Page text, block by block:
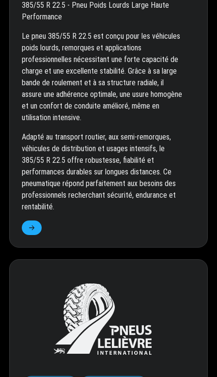
385/55 R 22.5 - Pneu Poids Lourds Large Haute
Performance
Le pneu 385/55 R 22.5 est conçu pour les véhicules
poids lourds, remorques et applications
professionnelles nécessitant une forte capacité de
charge et une excellente stabilité. Grâce à sa large
bande de roulement et à sa structure radiale, il
assure une adhérence optimale, une usure homogène
et un confort de conduite amélioré, même en
utilisation intensive.
Adapté au transport routier, aux semi-remorques,
véhicules de distribution et usages intensifs, le
385/55 R 22.5 offre robustesse, fiabilité et
performances durables sur longues distances. Ce
pneumatique répond parfaitement aux besoins des
professionnels recherchant sécurité, endurance et
rentabilité.